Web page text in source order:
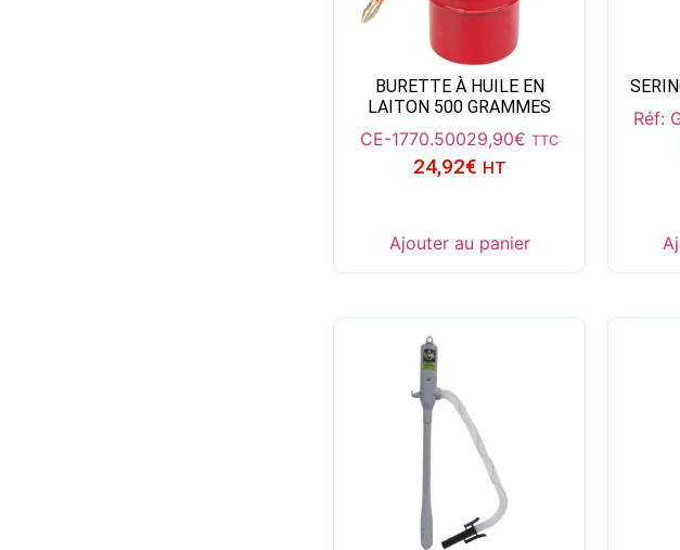
BURETTE À HUILE EN
LAITON 500 GRAMMES
CE-1770.50029,90€ TTC
24,92€ HT
Ajouter au panier
Réf: